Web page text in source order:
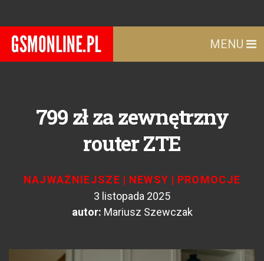
MENU
799 zł za zewnętrzny
router ZTE
NAJWAŻNIEJSZE | NEWSY | PROMOCJE
3 listopada 2025
autor: Mariusz Szewczak